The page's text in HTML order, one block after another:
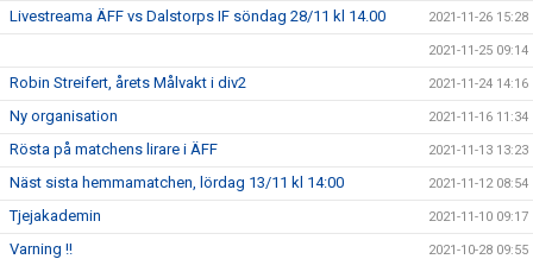
Livestreama ÄFF vs Dalstorps IF söndag 28/11 kl 14.00 2021-11-26 15:28
2021-11-25 09:14
Robin Streifert, årets Målvakt i div2 2021-11-24 14:16
Ny organisation 2021-11-16 11:34
Rösta på matchens lirare i ÄFF 2021-11-13 13:23
Näst sista hemmamatchen, lördag 13/11 kl 14:00 2021-11-12 08:54
Tjejakademin 2021-11-10 09:17
Varning !! 2021-10-28 09:55